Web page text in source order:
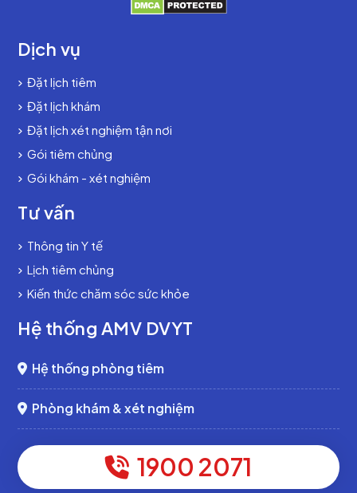
Dịch vụ
Đặt lịch tiêm
Đặt lịch khám
Đặt lịch xét nghiệm tận nơi
Gói tiêm chủng
Gói khám - xét nghiệm
Tư vấn
Thông tin Y tế
Lịch tiêm chủng
Kiến thức chăm sóc sức khỏe
Hệ thống AMV DVYT
Hệ thống phòng tiêm
Phòng khám & xét nghiệm
1900 2071